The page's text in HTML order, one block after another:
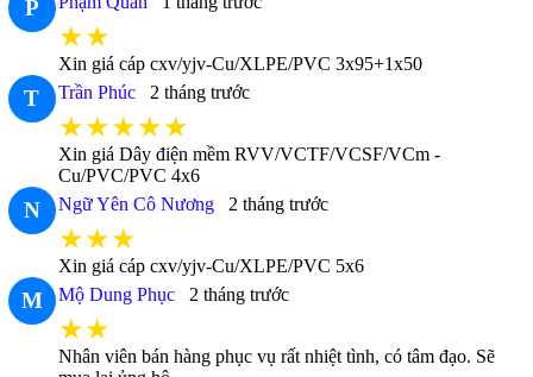
P
★★
Xin giá cáp cxv/yjv-Cu/XLPE/PVC 3x95+1x50
T Trần Phúc 2 tháng trước
★★★★★
Xin giá Dây điện mềm RVV/VCTF/VCSF/VCm -
Cu/PVC/PVC 4x6
N Ngữ Yên Cô Nương 2 tháng trước
★★★
Xin giá cáp cxv/yjv-Cu/XLPE/PVC 5x6
M Mộ Dung Phục 2 tháng trước
★★
Nhân viên bán hàng phục vụ rất nhiệt tình, có tâm đạo. Sẽ